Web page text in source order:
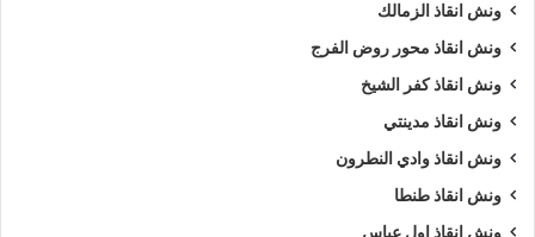
ونش انقاذ الزمالك
ونش انقاذ محور روض الفرج
ونش انقاذ كفر الشيخ
ونش انقاذ مدينتي
ونش انقاذ وادي النطرون
ونش انقاذ طنطا
ونش انقاذ اول عباس